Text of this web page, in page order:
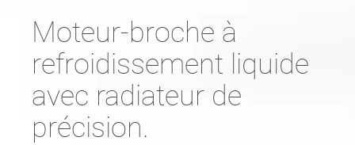
Moteur-broche à
refroidissement liquide
avec radiateur de
précision.